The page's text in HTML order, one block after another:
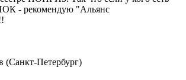
- рекомендую "Альянс
(Санкт-Петербург)